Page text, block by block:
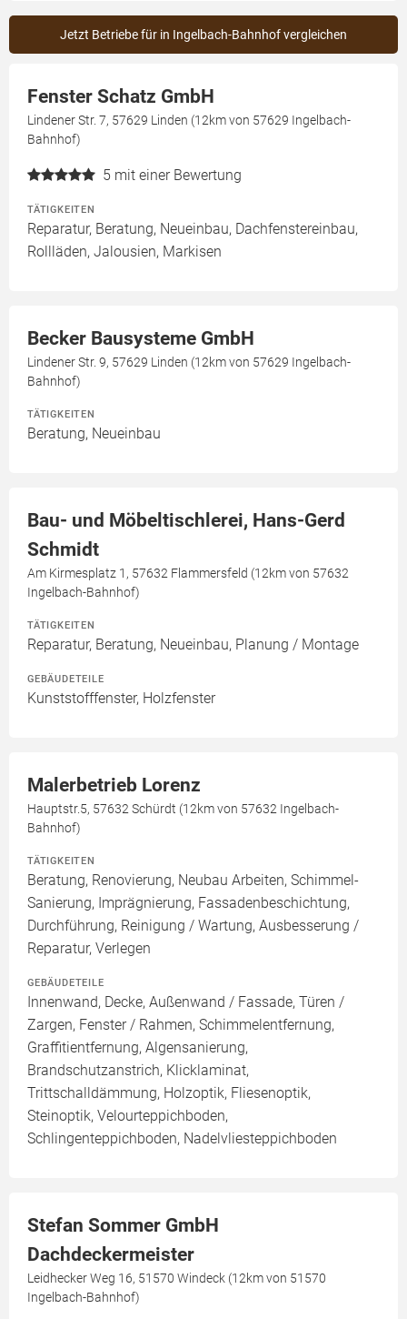
Jetzt Betriebe für in Ingelbach-Bahnhof vergleichen
Fenster Schatz GmbH
Lindener Str. 7, 57629 Linden (12km von 57629 Ingelbach-
Bahnhof)
5 mit einer Bewertung
TÄTIGKEITEN
Reparatur, Beratung, Neueinbau, Dachfenstereinbau,
Rollläden, Jalousien, Markisen
Becker Bausysteme GmbH
Lindener Str. 9, 57629 Linden (12km von 57629 Ingelbach-
Bahnhof)
TÄTIGKEITEN
Beratung, Neueinbau
Bau- und Möbeltischlerei, Hans-Gerd
Schmidt
Am Kirmesplatz 1, 57632 Flammersfeld (12km von 57632
Ingelbach-Bahnhof)
TÄTIGKEITEN
Reparatur, Beratung, Neueinbau, Planung / Montage
GEBÄUDETEILE
Kunststofffenster, Holzfenster
Malerbetrieb Lorenz
Hauptstr.5, 57632 Schürdt (12km von 57632 Ingelbach-
Bahnhof)
TÄTIGKEITEN
Beratung, Renovierung, Neubau Arbeiten, Schimmel-
Sanierung, Imprägnierung, Fassadenbeschichtung,
Durchführung, Reinigung / Wartung, Ausbesserung /
Reparatur, Verlegen
GEBÄUDETEILE
Innenwand, Decke, Außenwand / Fassade, Türen /
Zargen, Fenster / Rahmen, Schimmelentfernung,
Graffitientfernung, Algensanierung,
Brandschutzanstrich, Klicklaminat,
Trittschalldämmung, Holzoptik, Fliesenoptik,
Steinoptik, Velourteppichboden,
Schlingenteppichboden, Nadelvliesteppichboden
Stefan Sommer GmbH
Dachdeckermeister
Leidhecker Weg 16, 51570 Windeck (12km von 51570
Ingelbach-Bahnhof)